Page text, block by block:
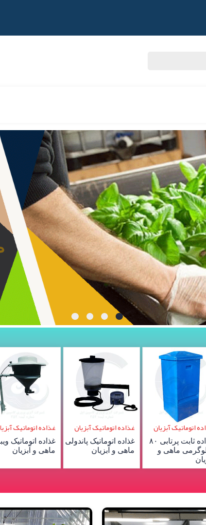
آبزیان
پاندولی
غذاده اتوماتیک آبزیان
غذاده اتوماتیک ویبره
ماهی و آبزیان
غذاده اتوماتیک آبزیان
غذاده اتوماتیک دورانی
(پرتابی) ماهی و آبزیان